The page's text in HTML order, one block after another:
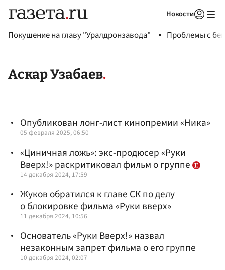
Новости
Покушение на главу "Уралдронзавода" Проблемы с
Аскар Узабаев
Опубликован лонг-лист кинопремии «Ника»
05 февраля 2025, 06:50
«Циничная ложь»: экс-продюсер «Руки
Вверх!» раскритиковал фильм о группе
14 декабря 2024, 17:59
Жуков обратился к главе СК по делу
о блокировке фильма «Руки вверх»
11 декабря 2024, 10:56
Основатель «Руки Вверх!» назвал
незаконным запрет фильма о его группе
10 декабря 2024, 02:07